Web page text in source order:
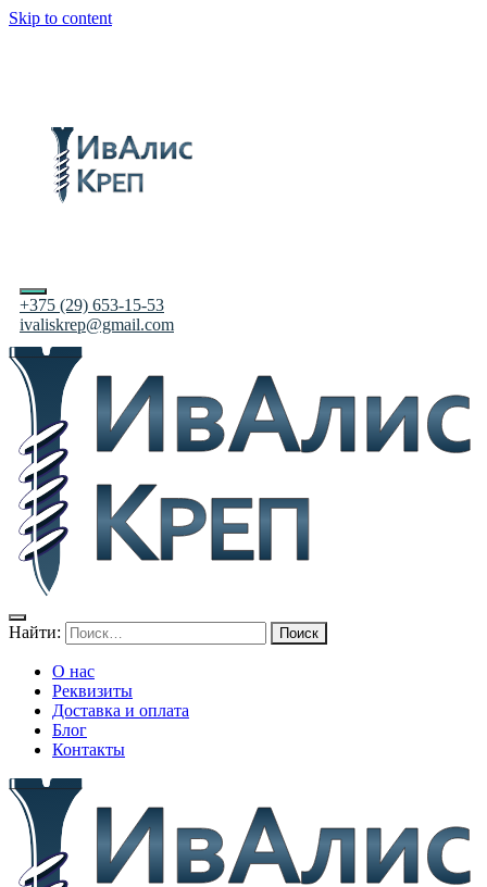
Skip to content
+375 (29) 653-15-53
ivaliskrep@gmail.com
Найти:
О нас
Реквизиты
Доставка и оплата
Блог
Контакты